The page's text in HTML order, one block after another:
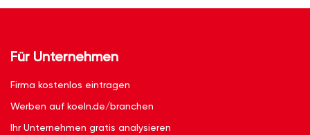
Für Unternehmen
Firma kostenlos eintragen
Werben auf koeln.de/branchen
Ihr Unternehmen gratis analysieren